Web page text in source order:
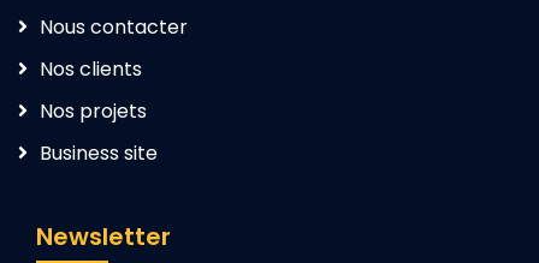
Nous contacter
Nos clients
Nos projets
Business site
Newsletter